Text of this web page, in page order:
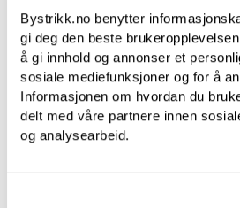
Bystrikk.no benytter
gi deg den beste
å gi innhold og annonser et
sosiale mediefunksjoner og for å
Informasjonen om hvordan du
delt med våre partnere innen
og analysearbeid.
Mindful
maskemarkører
sølvbelagt